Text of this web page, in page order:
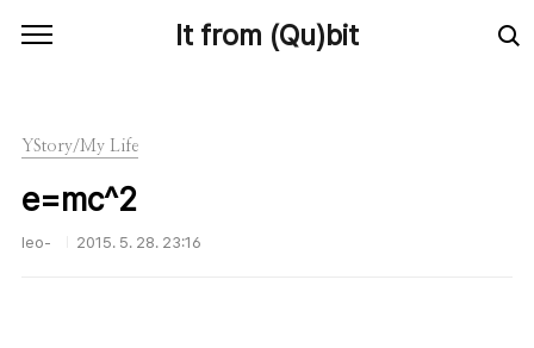
It from (Qu)bit
YStory/My Life
e=mc^2
leo- 2015. 5. 28. 23:16